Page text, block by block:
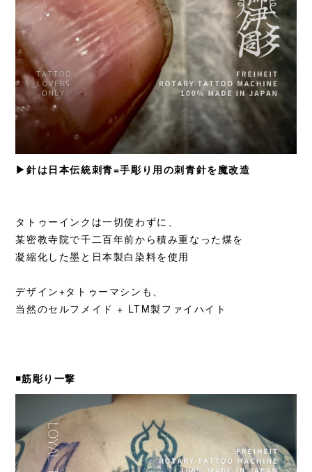
▶︎針は日本伝統刺青=手彫り用の刺青針を魔改造
タトゥーインクは一切使わずに、
某密教寺院で千二百年前から積み重なった煤を
凝縮化した墨と日本製白染料を使用
デザイン+タトゥーマシンも、
当然のセルフメイド + LTM製ファイハイト
◾️筋彫り一撃